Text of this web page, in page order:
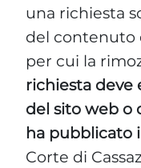
una richiesta
del contenuto
per cui la
richiesta deve
del sito web o
ha pubblicato
Corte di